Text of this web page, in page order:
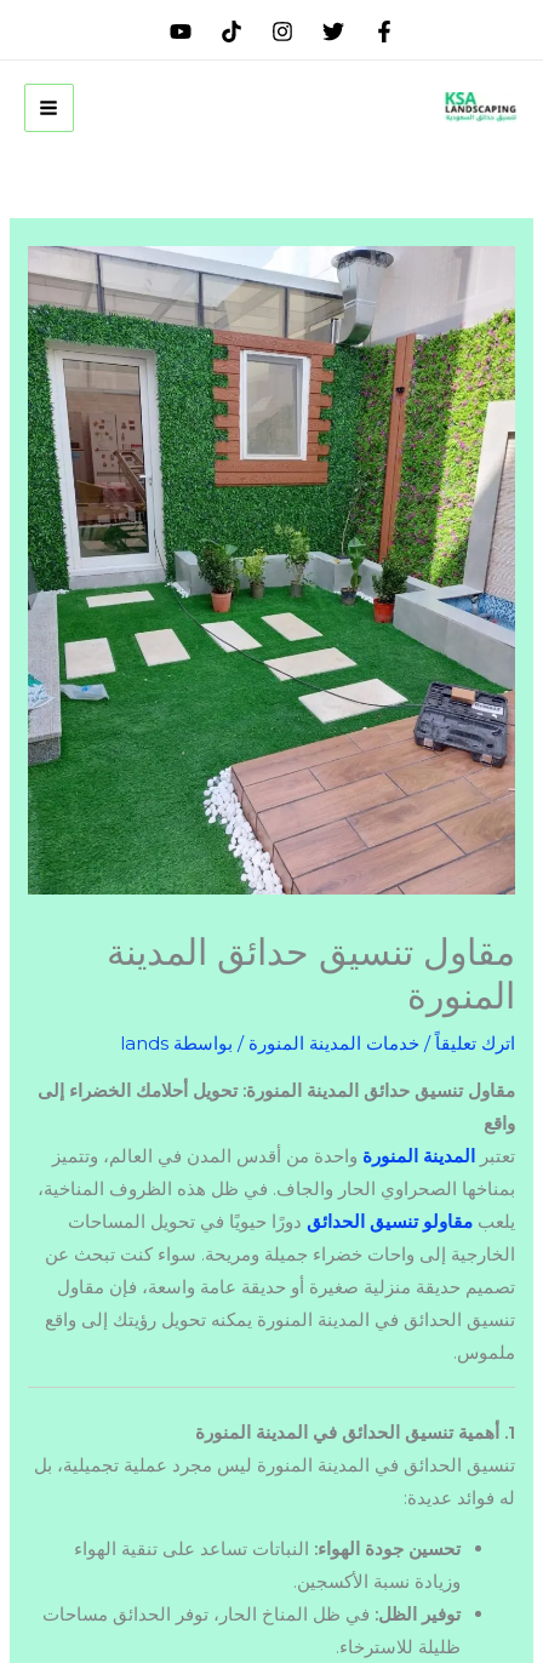
مقاول تنسيق حدائق المدينة
المنورة
اترك تعليقاً / خدمات المدينة المنورة / بواسطة lands
مقاول تنسيق حدائق المدينة المنورة: تحويل أحلامك الخضراء إلى
واقع
تعتبر
المدينة المنورة واحدة من أقدس المدن في العالم، وتتميز
بمناخها الصحراوي الحار والجاف. في ظل هذه الظروف المناخية،
يلعبمقاولو تنسيق الحدائق دورًا حيويًا في تحويل المساحات
الخارجية إلى واحات خضراء جميلة ومريحة. سواء كنت تبحث عن
تصميم حديقة منزلية صغيرة أو حديقة عامة واسعة، فإن مقاول
تنسيق الحدائق في المدينة المنورة يمكنه تحويل رؤيتك إلى واقع
ملموس.
1. أهمية تنسيق الحدائق في المدينة المنورة
تنسيق الحدائق في المدينة المنورة ليس مجرد عملية تجميلية، بل
له فوائد عديدة:
تحسين جودة الهواء: النباتات تساعد على تنقية الهواء
وزيادة نسبة الأكسجين.
توفير الظل: في ظل المناخ الحار، توفر الحدائق مساحات
ظليلة للاسترخاء.